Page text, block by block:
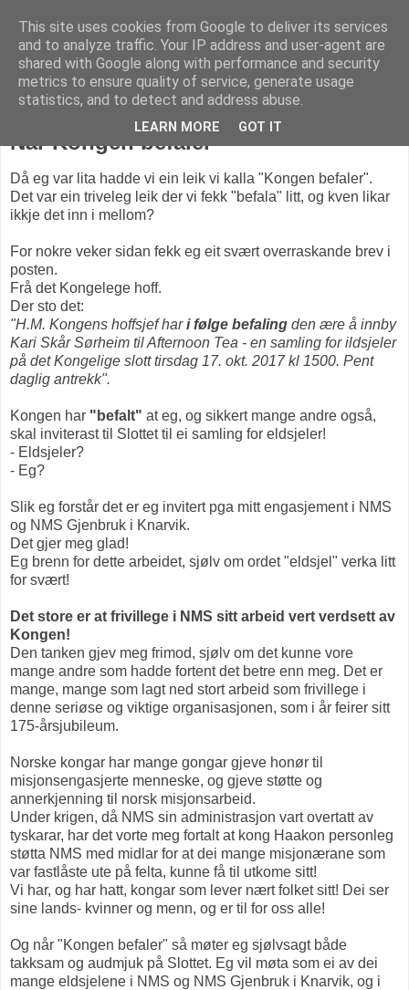
KARITANKAR
Når Kongen befaler
Då eg var lita hadde vi ein leik vi kalla "Kongen befaler".
Det var ein triveleg leik der vi fekk "befala" litt, og kven likar
ikkje det inn i mellom?
For nokre veker sidan fekk eg eit svært overraskande brev i
posten.
Frå det Kongelege hoff.
Der sto det:
"H.M. Kongens hoffsjef hari følge befaling den ære å innby
Kari Skår Sørheim til Afternoon Tea - en samling for ildsjeler
på det Kongelige slott tirsdag 17. okt. 2017 kl 1500. Pent
daglig antrekk".
Kongen har "befalt" at eg, og sikkert mange andre også,
skal inviterast til Slottet til ei samling for eldsjeler!
- Eldsjeler?
- Eg?
Slik eg forstår det er eg invitert pga mitt engasjement i NMS
og NMS Gjenbruk i Knarvik.
Det gjer meg glad!
Eg brenn for dette arbeidet, sjølv om ordet "eldsjel" verka litt
for svært!
Det store er at frivillege i NMS sitt arbeid vert verdsett av
Kongen!
Den tanken gjev meg frimod, sjølv om det kunne vore
mange andre som hadde fortent det betre enn meg. Det er
mange, mange som lagt ned stort arbeid som frivillege i
denne seriøse og viktige organisasjonen, som i år feirer sitt
175-årsjubileum.
Norske kongar har mange gongar gjeve honør til
misjonsengasjerte menneske, og gjeve støtte og
annerkjenning til norsk misjonsarbeid.
Under krigen, då NMS sin administrasjon vart overtatt av
tyskarar, har det vorte meg fortalt at kong Haakon personleg
støtta NMS med midlar for at dei mange misjonærane som
var fastlåste ute på felta, kunne få til utkome sitt!
Vi har, og har hatt, kongar som lever nært folket sitt! Dei ser
sine lands- kvinner og menn, og er til for oss alle!
Og når "Kongen befaler" så møter eg sjølvsagt både
takksam og audmjuk på Slottet. Eg vil møta som ei av dei
mange eldsjelene i NMS og NMS Gjenbruk i Knarvik, og i
This site uses cookies from Google to deliver its services
and to analyze traffic. Your IP address and user-agent are
shared with Google along with performance and security
metrics to ensure quality of service, generate usage
statistics, and to detect and address abuse.
LEARN MORE GOT IT